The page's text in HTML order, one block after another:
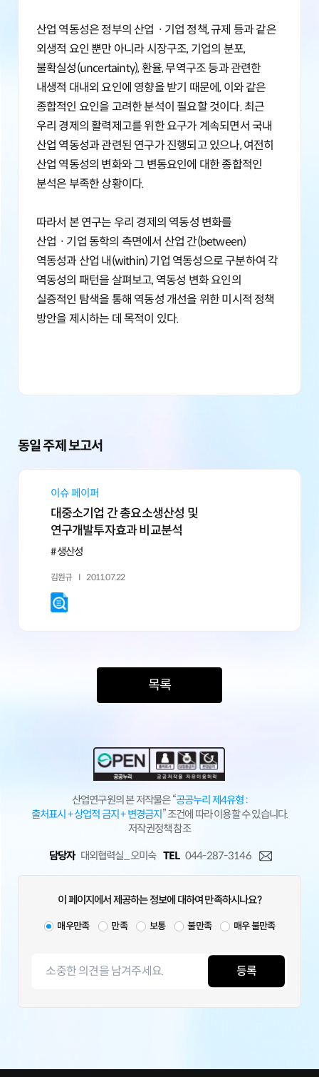
산업 역동성은 정부의 산업ㆍ기업 정책, 규제 등과 같은
외생적 요인 뿐만 아니라 시장구조, 기업의 분포,
불확실성(uncertainty), 환율, 무역구조 등과 관련한
내생적 대내외 요인에 영향을 받기 때문에, 이와 같은
종합적인 요인을 고려한 분석이 필요할 것이다. 최근
우리 경제의 활력제고를 위한 요구가 계속되면서 국내
산업 역동성과 관련된 연구가 진행되고 있으나, 여전히
산업 역동성의 변화와 그 변동요인에 대한 종합적인
분석은 부족한 상황이다.
따라서 본 연구는 우리 경제의 역동성 변화를
산업ㆍ기업 동학의 측면에서 산업 간(between)
역동성과 산업 내(within) 기업 역동성으로 구분하여 각
역동성의 패턴을 살펴보고, 역동성 변화 요인의
실증적인 탐색을 통해 역동성 개선을 위한 미시적 정책
방안을 제시하는 데 목적이 있다.
동일 주제 보고서
이슈 페이퍼
대중소기업 간 총요소생산성 및
연구개발투자효과 비교분석
# 생산성
김원규 2011.07.22
목록
산업연구원의 본 저작물은 “공공누리 제4유형 :
출처표시 + 상업적 금지 + 변경금지 ” 조건에 따라 이용할 수 있습니다.
저작권정책 참조
담당자 대외협력실_ 오미숙 TEL 044-287-3146
이 페이지에서 제공하는 정보에 대하여 만족하시나요?
매우만족 만족 보통 불만족 매우 불만족
등록